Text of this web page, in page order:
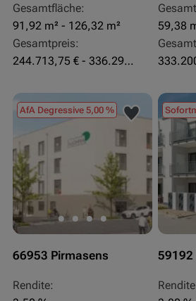
Gesamtfläche:
91,92 m² - 126,32 m²
Gesamtpreis:
244.713,75 € - 336.292 €
59,38
AfA Degressive 5,00 %
66953 Pirmasens
Rendite:
59192